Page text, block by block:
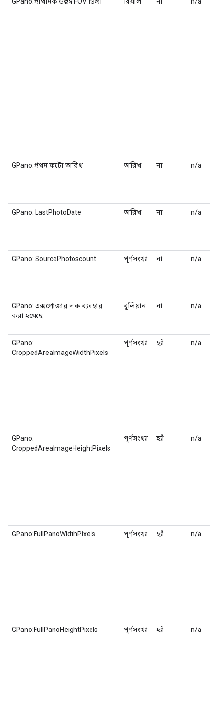
GPano:প্রথম ফটো তারিখ তারিখ না n/a
GPano: LastPhotoDate তারিখ না n/a
GPano: SourcePhotoscount পূর্ণসংখ্যা না n/a
GPano: এক্সপোজার লক ব্যবহার
করা হয়েছে
বুলিয়ান না n/a
GPano:
CroppedAreaImageWidthPixels
পূর্ণসংখ্যা হ্যাঁ n/a
GPano:
CroppedAreaImageHeightPixels
পূর্ণসংখ্যা হ্যাঁ n/a
GPano:FullPanoWidthPixels পূর্ণসংখ্যা হ্যাঁ n/a
GPano:FullPanoHeightPixels পূর্ণসংখ্যা হ্যাঁ n/a